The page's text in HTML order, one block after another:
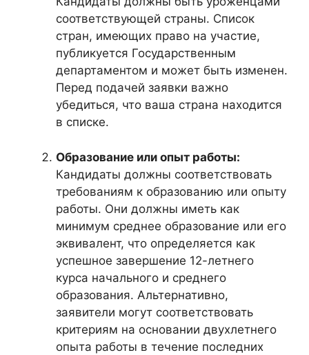
соответствующей страны. Список
стран, имеющих право на участие,
публикуется Государственным
департаментом и может быть изменен.
Перед подачей заявки важно
убедиться, что ваша страна находится
в списке.
Образование или опыт работы:
Кандидаты должны соответствовать
требованиям к образованию или опыту
работы. Они должны иметь как
минимум среднее образование или его
эквивалент, что определяется как
успешное завершение 12-летнего
курса начального и среднего
образования. Альтернативно,
заявители могут соответствовать
критериям на основании двухлетнего
опыта работы в течение последних